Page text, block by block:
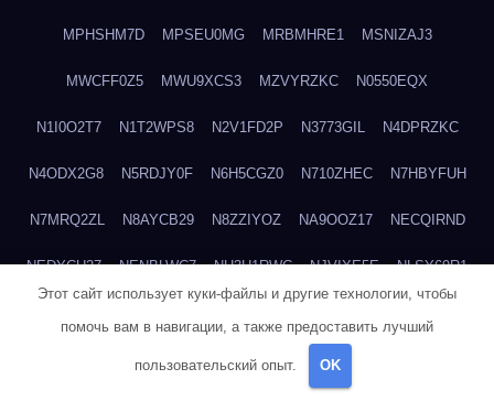
MPHSHM7D MPSEU0MG MRBMHRE1 MSNIZAJ3
MWCFF0Z5 MWU9XCS3 MZVYRZKC N0550EQX
N1I0O2T7 N1T2WPS8 N2V1FD2P N3773GIL N4DPRZKC
N4ODX2G8 N5RDJY0F N6H5CGZ0 N710ZHEC N7HBYFUH
N7MRQ2ZL N8AYCB29 N8ZZIYOZ NA9OOZ17 NECQIRND
NEDYCU27 NENBLWC7 NH3H1RWC NJVIXE5E NLSY69R1
NUK7NBML
Этот сайт использует куки-файлы и другие технологии, чтобы
помочь вам в навигации, а также предоставить лучший
пользовательский опыт. OK